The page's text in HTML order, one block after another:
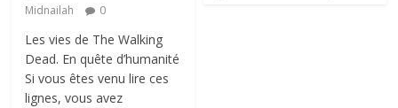
Midnailah
0
Les vies de The Walking
Dead. En quête d’humanité
Si vous êtes venu lire ces
lignes, vous avez